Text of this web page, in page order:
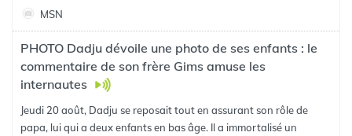
MSN
PHOTO Dadju dévoile une photo de ses enfants : le
commentaire de son frère Gims amuse les
internautes
Jeudi 20 août, Dadju se reposait tout en assurant son rôle de
papa, lui qui a deux enfants en bas âge. Il a immortalisé un